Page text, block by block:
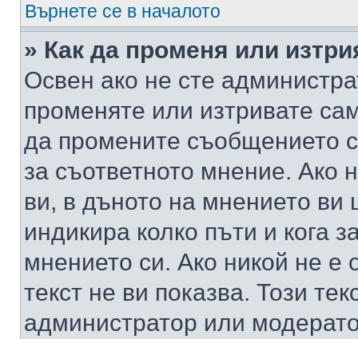
Върнете се в началото
» Как да променя или
Освен ако не сте
променяте или изтривате
да промените съобщението
за съответното мнение. Ако
ви, в дъното на мнението ви
индикира колко пъти и кога
мнението си. Ако никой не е
текст не ви показва. Този
администратор или